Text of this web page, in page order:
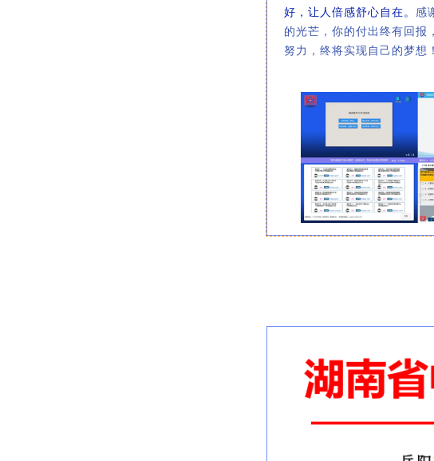
好，让人倍感舒心自在。感
的光芒，你的付出终有回报
努力，终将实现自己的梦想！